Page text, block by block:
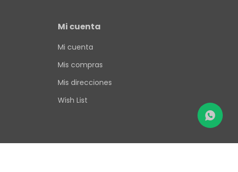
Mi cuenta
Mi cuenta
Mis compras
Mis direcciones
Wish List